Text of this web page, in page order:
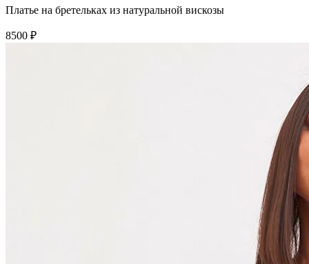
Платье на бретельках из натуральной вискозы
8500 ₽